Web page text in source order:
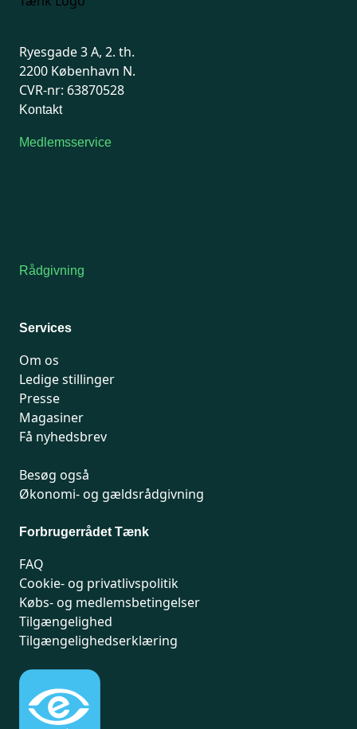
Ryesgade 3 A, 2. th.
2200 København N.
CVR-nr: 63870528
Kontakt
Medlemsservice
Rådgivning
Services
Om os
Ledige stillinger
Presse
Magasiner
Få nyhedsbrev
Besøg også
Økonomi- og gældsrådgivning
Forbrugerrådet Tænk
FAQ
Cookie- og privatlivspolitik
Købs- og medlemsbetingelser
Tilgængelighed
Tilgængelighedserklæring